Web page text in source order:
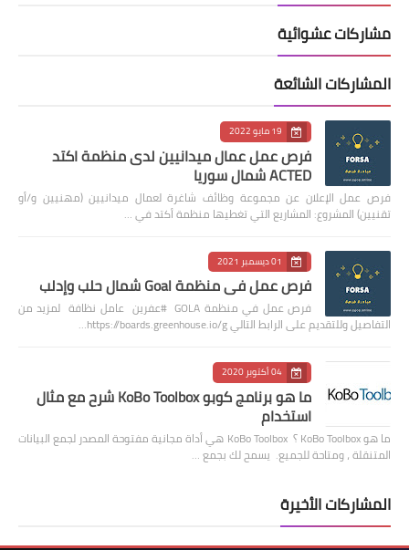
مشاركات عشوائية
المشاركات الشائعة
19 مايو 2022
فرص عمل عمال ميدانيين لدى منظمة اكتد
ACTED شمال سوريا
فرص عمل الإعلان عن مجموعة وظائف شاغرة لعمال ميدانيين (مهنيين و/أو
تقنيين) المشروع: المشاريع التي تغطيها منظمة أكتد في …
01 ديسمبر 2021
فرص عمل في منظمة Goal شمال حلب وإدلب
فرص عمل في منظمة GOLA #عفرين عامل نظافة لمزيد من
التفاصيل وللتقديم على الرابط التالي https://boards.greenhouse.io/g…
04 أكتوبر 2020
ما هو برنامج كوبو KoBo Toolbox شرح مع مثال
استخدام
ما هو KoBo Toolbox ؟ KoBo Toolbox هي أداة مجانية مفتوحة المصدر لجمع البيانات
المتنقلة ، ومتاحة للجميع. يسمح لك بجمع …
المشاركات الأخيرة